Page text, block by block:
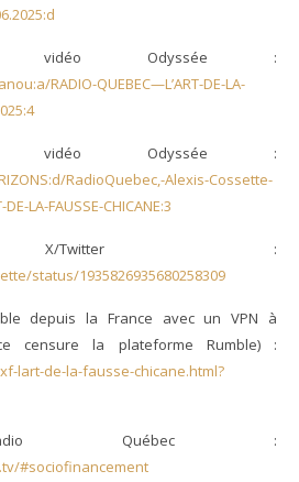
vidéo Odyssée :
RADIO-QUEBEC—L’ART-DE-LA-
vidéo Odyssée :
RadioQuebec,-Alexis-Cossette-
LA-FAUSSE-CHICANE:3
X/Twitter :
status/1935826935680258309
depuis la France avec un VPN à
censure la plateforme Rumble) :
lart-de-la-fausse-chicane.html?
Québec :
#sociofinancement